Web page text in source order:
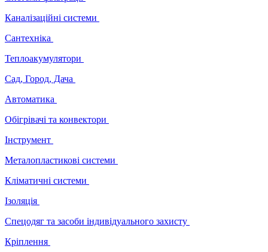
Каналізаційні системи
Сантехніка
Теплоакумулятори
Сад, Город, Дача
Автоматика
Обігрівачі та конвектори
Інструмент
Металопластикові системи
Кліматичні системи
Ізоляція
Спецодяг та засоби індивідуального захисту
Кріплення